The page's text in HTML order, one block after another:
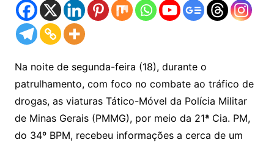
Na noite de segunda-feira (18), durante o
patrulhamento, com foco no combate ao tráfico de
drogas, as viaturas Tático-Móvel da Polícia Militar
de Minas Gerais (PMMG), por meio da 21ª Cia. PM,
do 34º BPM, recebeu informações a cerca de um